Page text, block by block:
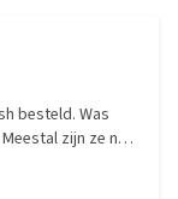
besteld. Was
zijn ze na
Dus nu ook